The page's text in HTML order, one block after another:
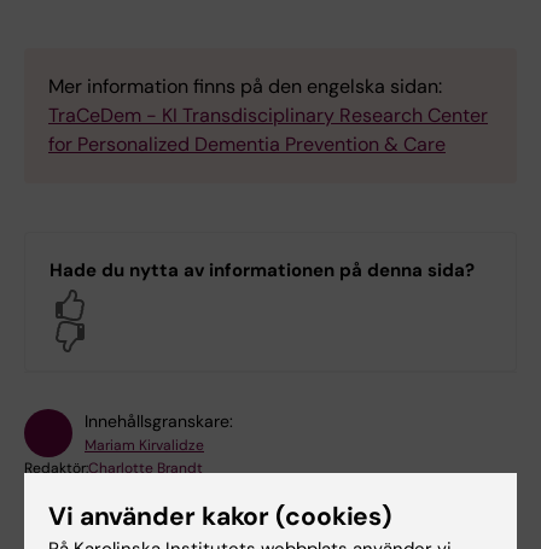
Mer information finns på den engelska sidan:
TraCeDem - KI Transdisciplinary Research Center
for Personalized Dementia Prevention & Care
Hade du nytta av informationen på denna sida?
Innehållsgranskare:
Mariam Kirvalidze
Redaktör:Charlotte Brandt
Vi använder kakor (cookies)